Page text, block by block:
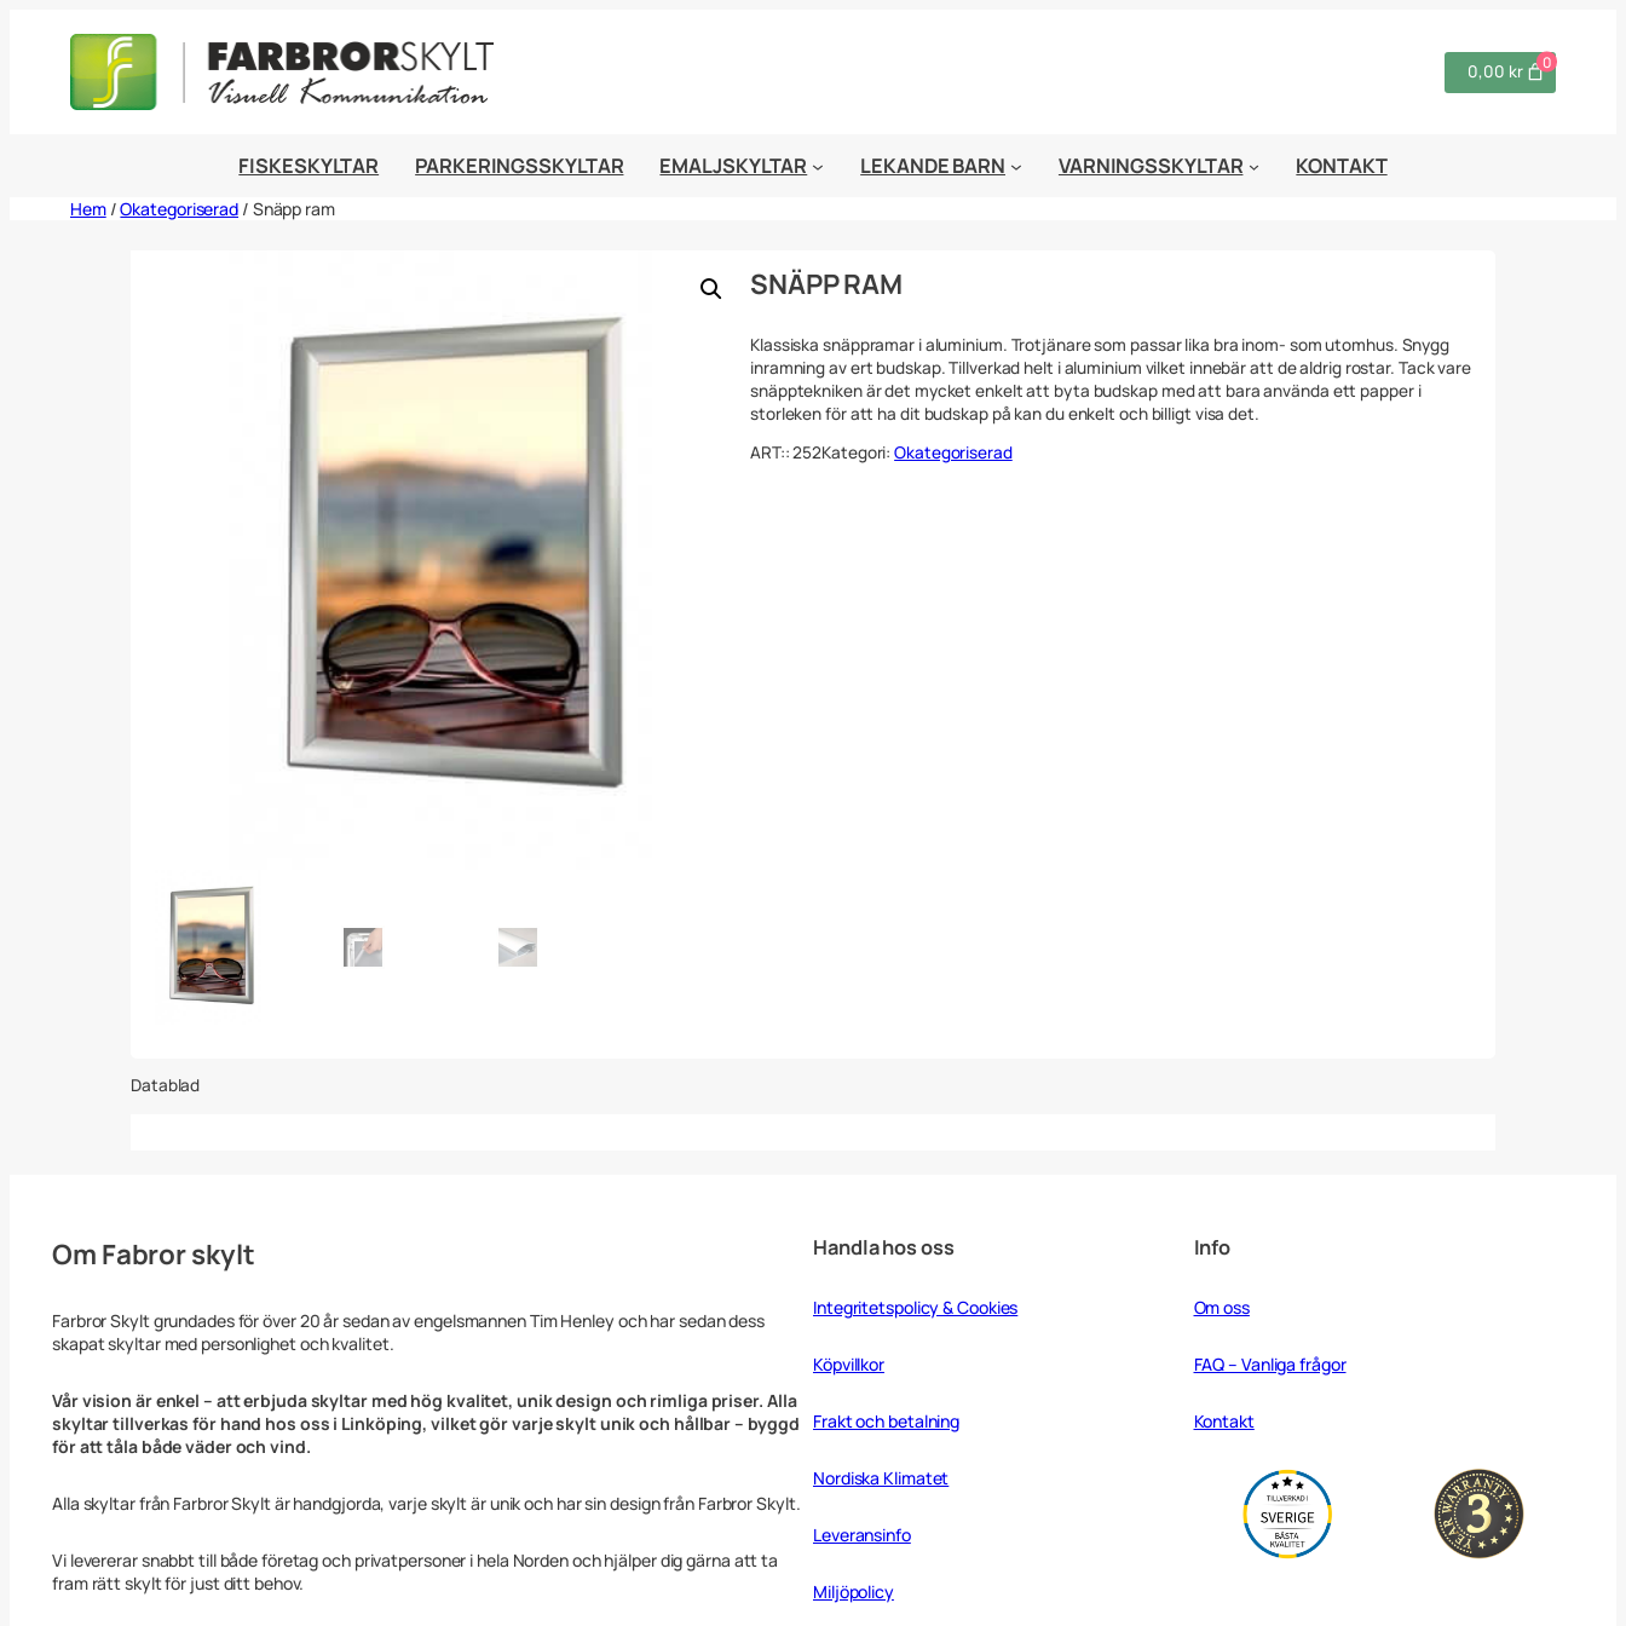
0
0,00 kr
FISKESKYLTAR PARKERINGSSKYLTAR EMALJSKYLTAR LEKANDE BARN VARNINGSSKYLTAR KONTAKT
Hem/Okategoriserad / Snäpp ram
SNÄPP RAM
Klassiska snäppramar i aluminium. Trotjänare som passar lika bra inom- som utomhus. Snygg
inramning av ert budskap. Tillverkad helt i aluminium vilket innebär att de aldrig rostar. Tack vare
snäpptekniken är det mycket enkelt att byta budskap med att bara använda ett papper i
storleken för att ha dit budskap på kan du enkelt och billigt visa det.
ART::252Kategori:Okategoriserad
Datablad
Om Fabror skylt
Farbror Skylt grundades för över 20 år sedan av engelsmannen Tim Henley och har sedan dess
skapat skyltar med personlighet och kvalitet.
Vår vision är enkel – att erbjuda skyltar med hög kvalitet, unik design och rimliga priser. Alla
skyltar tillverkas för hand hos oss i Linköping, vilket gör varje skylt unik och hållbar – byggd
för att tåla både väder och vind.
Alla skyltar från Farbror Skylt är handgjorda, varje skylt är unik och har sin design från Farbror Skylt.
Vi levererar snabbt till både företag och privatpersoner i hela Norden och hjälper dig gärna att ta
fram rätt skylt för just ditt behov.
Handla hos oss
Integritetspolicy & Cookies
Köpvillkor
Frakt och betalning
Nordiska Klimatet
Leveransinfo
Miljöpolicy
Info
Om oss
FAQ – Vanliga frågor
Kontakt